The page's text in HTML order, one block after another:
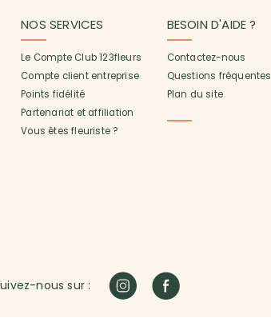
NOS SERVICES
Le Compte Club 123fleurs
Compte client entreprise
Points fidélité
Partenariat et affiliation
Vous êtes fleuriste ?
BESOIN D'AIDE ?
Contactez-nous
Questions fréquentes
Plan du site
nous sur :